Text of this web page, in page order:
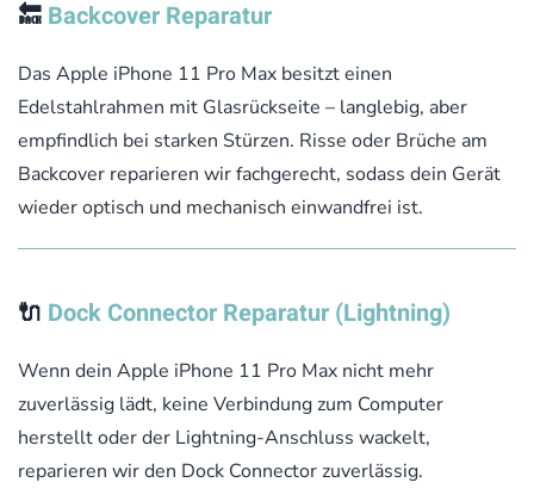
🔙 Backcover Reparatur
Das Apple iPhone 11 Pro Max besitzt einen
Edelstahlrahmen mit Glasrückseite – langlebig, aber
empfindlich bei starken Stürzen. Risse oder Brüche am
Backcover reparieren wir fachgerecht, sodass dein Gerät
wieder optisch und mechanisch einwandfrei ist.
🔌 Dock Connector Reparatur (Lightning)
Wenn dein Apple iPhone 11 Pro Max nicht mehr
zuverlässig lädt, keine Verbindung zum Computer
herstellt oder der Lightning-Anschluss wackelt,
reparieren wir den Dock Connector zuverlässig.